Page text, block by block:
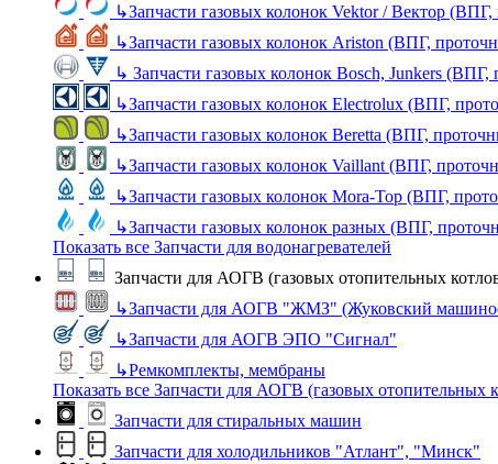
↳Запчасти газовых колонок Vektor / Вектор
↳Запчасти газовых колонок Ariston (ВПГ,
↳ Запчасти газовых колонок Bosch, Junkers (ВПГ,
↳Запчасти газовых колонок Electrolux (ВПГ,
↳Запчасти газовых колонок Beretta (ВПГ,
↳Запчасти газовых колонок Vaillant (ВПГ,
↳Запчасти газовых колонок Mora-Top (ВПГ,
↳Запчасти газовых колонок разных (ВПГ,
Показать все Запчасти для водонагревателей
Запчасти для АОГВ (газовых отопительных
↳Запчасти для АОГВ "ЖМЗ" (Жуковский
↳Запчасти для АОГВ ЭПО "Сигнал"
↳Ремкомплекты, мембраны
Показать все Запчасти для АОГВ (газовых отопительных
Запчасти для стиральных машин
Запчасти для холодильников "Атлант", "Минск"